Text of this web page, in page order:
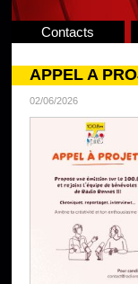
Contacts
APPEL A
02/06/2026